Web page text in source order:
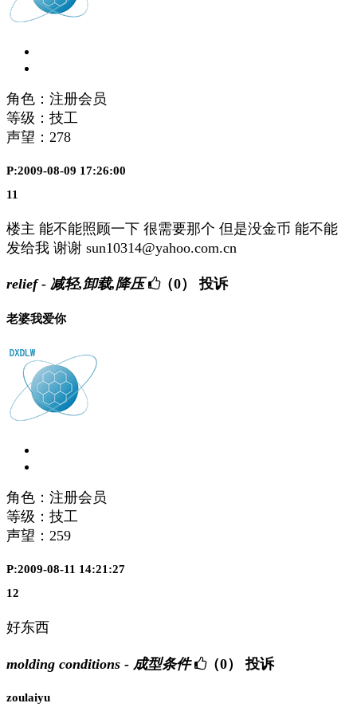
角色：注册会员
等级：技工
声望： 278
P:2009-08-09 17:26:00
11
楼主 能不能照顾一下 很需要那个 但是没金币 能不能
发给我 谢谢 sun10314@yahoo.com.cn
relief - 减轻,卸载,降压 （0） 投诉
老婆我爱你
角色：注册会员
等级：技工
声望： 259
P:2009-08-11 14:21:27
12
好东西
molding conditions - 成型条件 （0） 投诉
zoulaiyu